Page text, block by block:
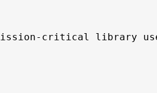
critical library